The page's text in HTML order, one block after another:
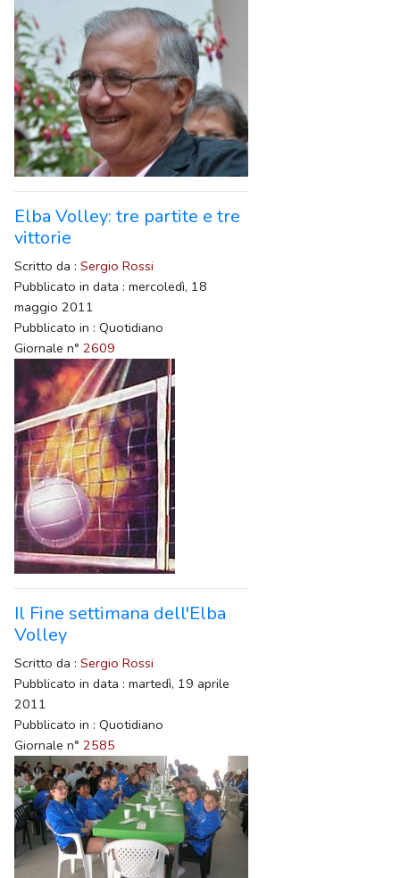
Elba Volley: tre partite e tre
vittorie
Scritto da : Sergio Rossi
Pubblicato in data : mercoledì, 18
maggio 2011
Pubblicato in : Quotidiano
Giornale n° 2609
Il Fine settimana dell'Elba
Volley
Scritto da : Sergio Rossi
Pubblicato in data : martedì, 19 aprile
2011
Pubblicato in : Quotidiano
Giornale n° 2585